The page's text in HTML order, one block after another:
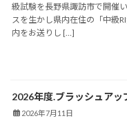
級試験を長野県諏訪市で開催
スを生かし県内在住の「中級
内をお送りし […]
2026年度.ブラッシュアッ
2026年7月11日